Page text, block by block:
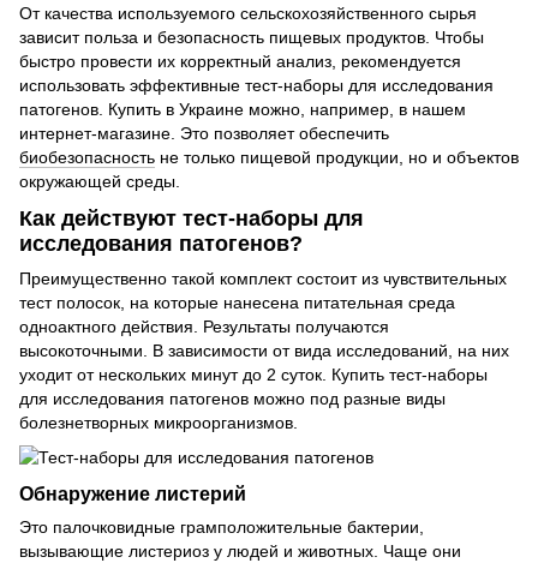
От качества используемого сельскохозяйственного сырья
зависит польза и безопасность пищевых продуктов. Чтобы
быстро провести их корректный анализ, рекомендуется
использовать эффективные тест-наборы для исследования
патогенов. Купить в Украине можно, например, в нашем
интернет-магазине. Это позволяет обеспечить
биобезопасность не только пищевой продукции, но и объектов
окружающей среды.
Как действуют тест-наборы для
исследования патогенов?
Преимущественно такой комплект состоит из чувствительных
тест полосок, на которые нанесена питательная среда
одноактного действия. Результаты получаются
высокоточными. В зависимости от вида исследований, на них
уходит от нескольких минут до 2 суток. Купить тест-наборы
для исследования патогенов можно под разные виды
болезнетворных микроорганизмов.
Обнаружение листерий
Это палочковидные грамположительные бактерии,
вызывающие листериоз у людей и животных. Чаще они